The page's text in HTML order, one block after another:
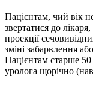
Пацієнтам, чий вік
звертатися до
проекції
зміні забарвлення
Пацієнтам старше 50
уролога щорічно